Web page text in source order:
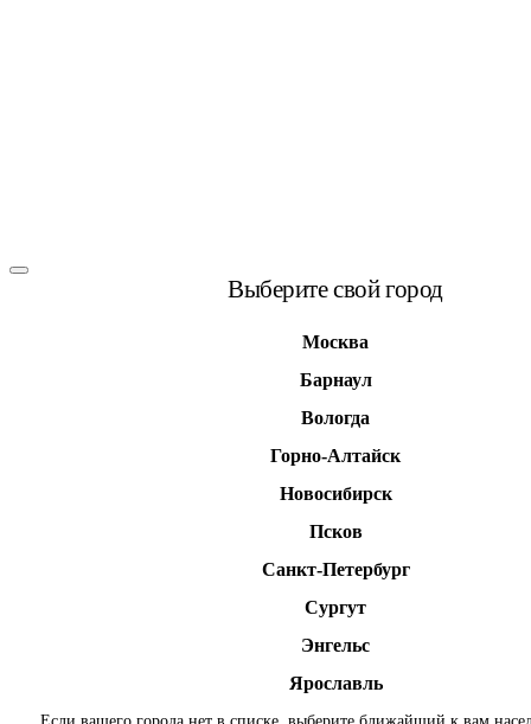
Выберите свой город
Москва
Барнаул
Вологда
Горно-Алтайск
Новосибирск
Псков
Санкт-Петербург
Сургут
Энгельс
Ярославль